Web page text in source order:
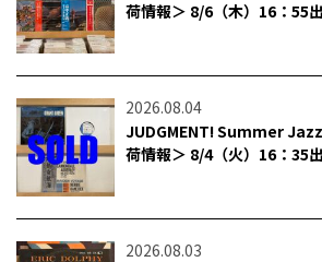
荷情報＞ 8/6（木）16：55
2026.08.04
JUDGMENT! Summer
荷情報＞ 8/4（火）16：35
2026.08.03